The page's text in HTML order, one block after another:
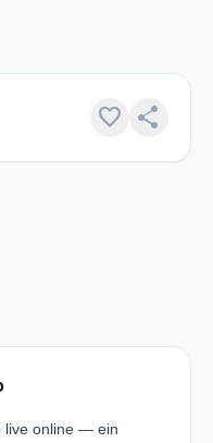
favorite share
live online — ein